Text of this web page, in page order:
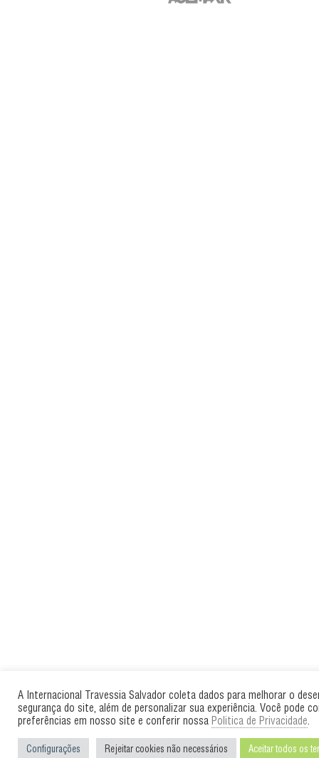
A Internacional Travessia Salvador coleta dados para melhorar o
segurança do site, além de personalizar sua experiência. Você pode
preferências em nosso site e conferir nossa Politica de Privacidade.
Configurações Rejeitar cookies não necessários Aceitar todos os